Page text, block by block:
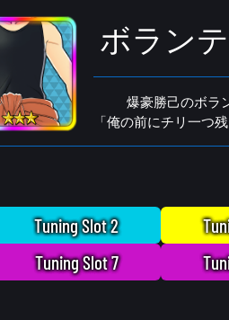
ボラン
爆豪勝己のボラ
「俺の前にチリ一つ
Tuning Slot 2
Tuning Slot 7